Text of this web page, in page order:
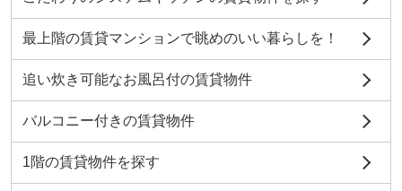
最上階の賃貸マンションで眺めのいい暮らしを！
追い炊き可能なお風呂付の賃貸物件
バルコニー付きの賃貸物件
1階の賃貸物件を探す